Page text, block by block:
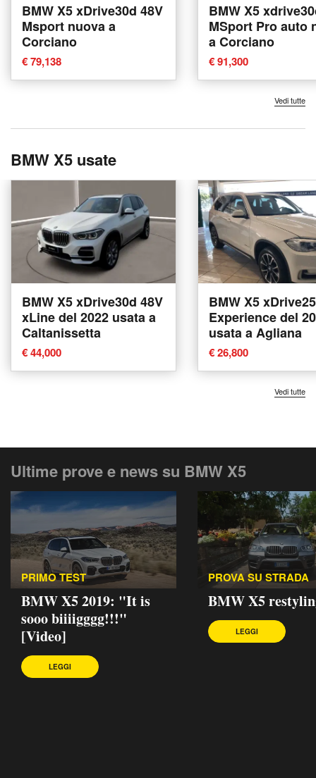
BMW X5 xDrive30d 48V
Msport nuova a
Corciano
€ 79,138
BMW X5
MSport Pro auto
a Corciano
€ 91,300
Vedi tutte
BMW X5 usate
BMW X5 xDrive30d 48V
xLine del 2022 usata a
Caltanissetta
€ 44,000
BMW X5
Experience del
usata a Agliana
€ 26,800
Vedi tutte
Ultime prove e news su BMW X5
PRIMO TEST
BMW X5 2019: "It is
sooo biiiigggg!!!"
[Video]
LEGGI
PROVA SU STRADA
BMW X5
LEGGI